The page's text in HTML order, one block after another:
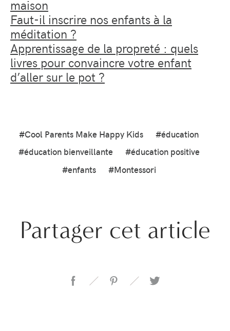
maison
Faut-il inscrire nos enfants à la
méditation ?
Apprentissage de la propreté : quels
livres pour convaincre votre enfant
d’aller sur le pot ?
#Cool Parents Make Happy Kids
#éducation
#éducation bienveillante
#éducation positive
#enfants
#Montessori
Partager cet article